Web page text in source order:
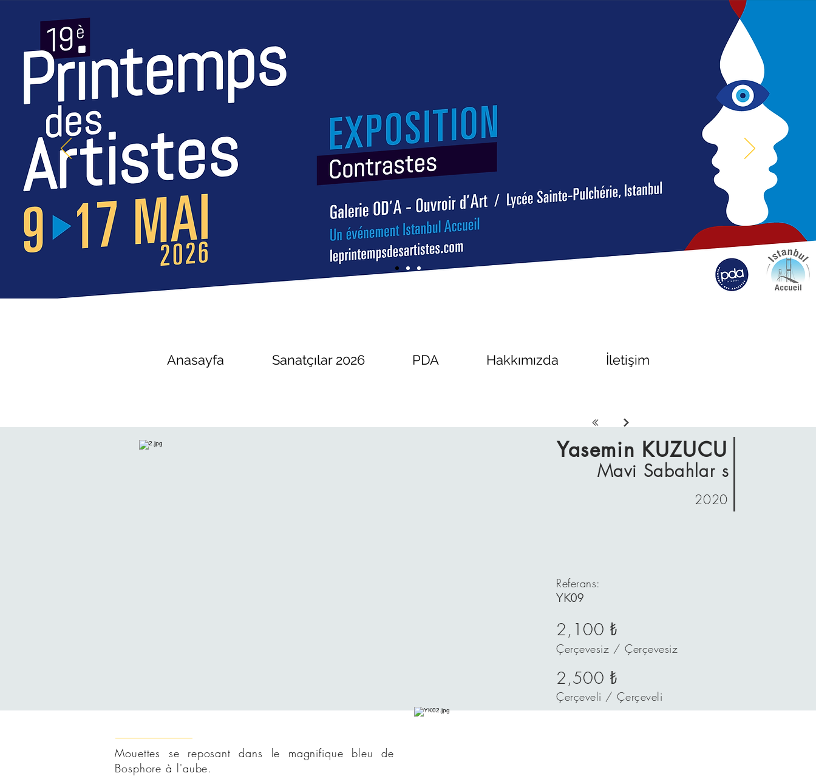
Anasayfa Sanatçılar 2026 PDA Hakkımızda İletişim
Yasemin KUZUCU
Mavi Sabahlar s
2020
Referans:
YK09
2,100 ₺
Çerçevesiz / Çerçevesiz
2,500 ₺
Çerçeveli / Çerçeveli
Mouettes se reposant dans le magnifique bleu de
Bosphore à l'aube.